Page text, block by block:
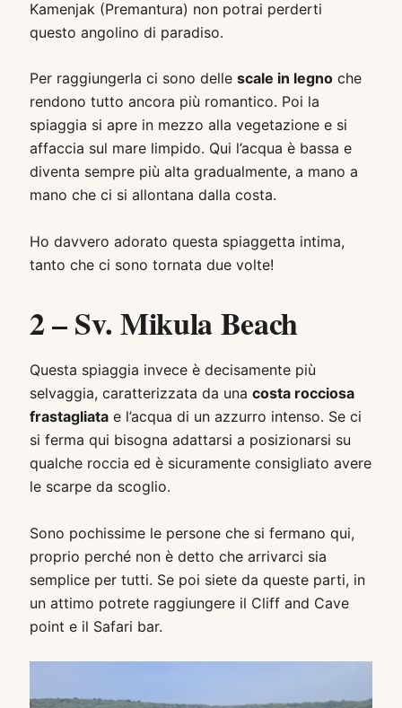
Kamenjak (Premantura) non potrai perderti
questo angolino di paradiso.
Per raggiungerla ci sono delle scale in legnoche
rendono tutto ancora più romantico. Poi la
spiaggia si apre in mezzo alla vegetazione e si
affaccia sul mare limpido. Qui l’acqua è bassa e
diventa sempre più alta gradualmente, a mano a
mano che ci si allontana dalla costa.
Ho davvero adorato questa spiaggetta intima,
tanto che ci sono tornata due volte!
2 – Sv. Mikula Beach
Questa spiaggia invece è decisamente più
selvaggia, caratterizzata da una costa rocciosa
frastagliatae l’acqua di un azzurro intenso. Se ci
si ferma qui bisogna adattarsi a posizionarsi su
qualche roccia ed è sicuramente consigliato avere
le scarpe da scoglio.
Sono pochissime le persone che si fermano qui,
proprio perché non è detto che arrivarci sia
semplice per tutti. Se poi siete da queste parti, in
un attimo potrete raggiungere il Cliff and Cave
point e il Safari bar.